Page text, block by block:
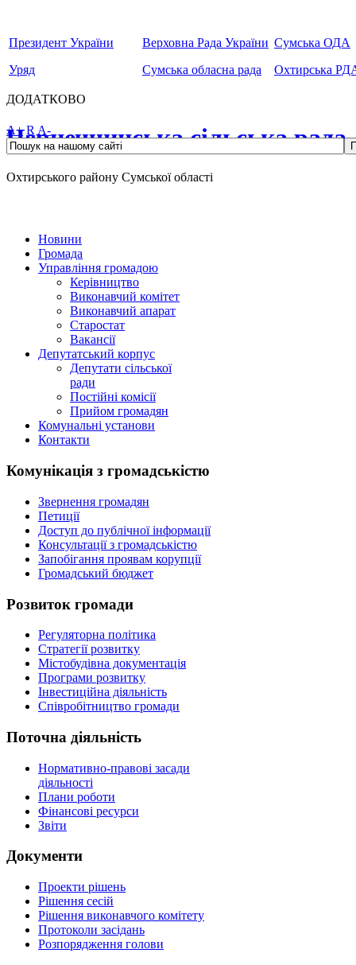
Президент України
Уряд
Верховна Рада України
Сумська обласна рада
Сумська ОДА
Охтирська
ДОДАТКОВО
Чернеччинська сільська рада
Охтирського району Сумської області
A+ RA-
Новини
Громада
Управління громадою
Керівництво
Виконавчий комітет
Виконавчий апарат
Старостат
Вакансії
Депутатський корпус
Депутати сільської
ради
Постійні комісії
Прийом громадян
Комунальні установи
Контакти
Комунікація з громадськістю
Звернення громадян
Петиції
Доступ до публічної інформації
Консультації з громадськістю
Запобігання проявам корупції
Громадський бюджет
Розвиток громади
Регуляторна політика
Стратегії розвитку
Містобудівна документація
Програми розвитку
Інвестиційна діяльність
Співробітництво громади
Поточна діяльність
Нормативно-правові засади
діяльності
Плани роботи
Фінансові ресурси
Звіти
Документи
Проекти рішень
Рішення сесій
Рішення виконавчого комітету
Протоколи засідань
Розпорядження голови